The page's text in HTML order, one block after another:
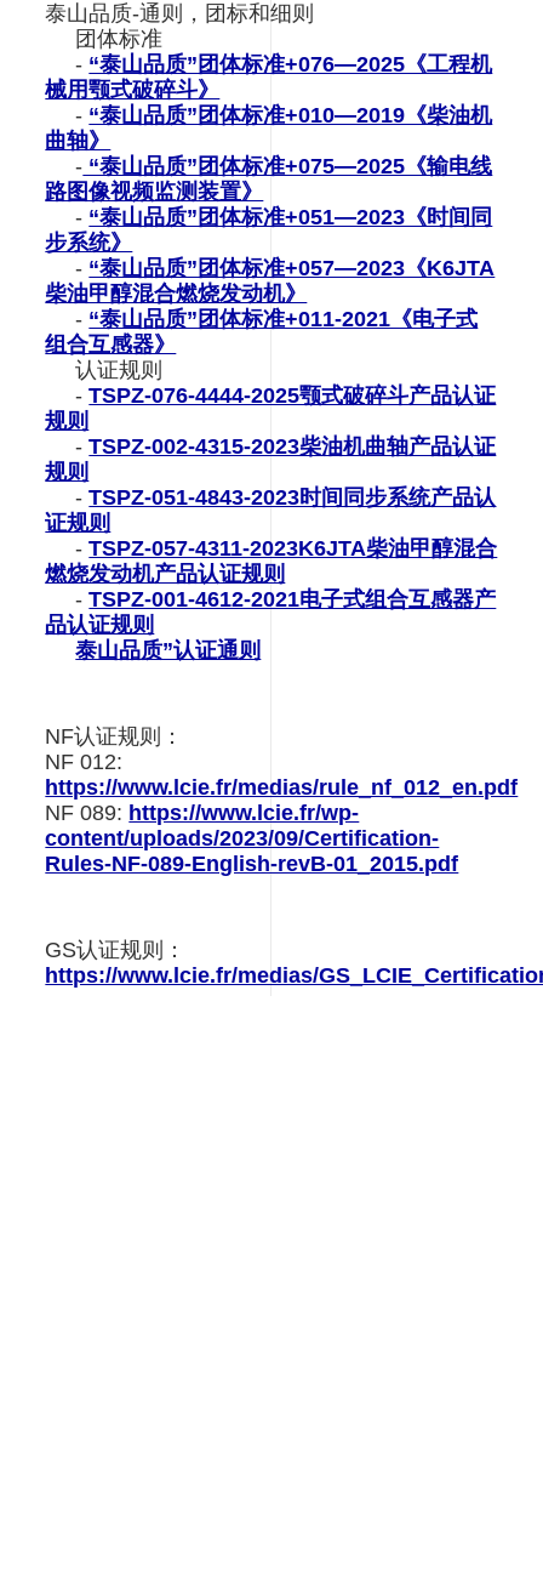
泰山品质-通则，团标和细则
团体标准
- “泰山品质”团体标准+076—2025《工程机
械用颚式破碎斗》
- “泰山品质”团体标准+010—2019《柴油机
曲轴》
- “泰山品质”团体标准+075—2025《输电线
路图像视频监测装置》
- “泰山品质”团体标准+051—2023《时间同
步系统》
- “泰山品质”团体标准+057—2023《K6JTA
柴油甲醇混合燃烧发动机》
- “泰山品质”团体标准+011-2021《电子式
组合互感器》
认证规则
-TSPZ-076-4444-2025颚式破碎斗产品认证
规则
-TSPZ-002-4315-2023柴油机曲轴产品认证
规则
-TSPZ-051-4843-2023时间同步系统产品认
证规则
-TSPZ-057-4311-2023K6JTA柴油甲醇混合
燃烧发动机产品认证规则
-TSPZ-001-4612-2021电子式组合互感器产
品认证规则
泰山品质”认证通则
NF认证规则：
NF 012:
https://www.lcie.fr/medias/rule_nf_012_en.pdf
NF 089: https://www.lcie.fr/wp-
content/uploads/2023/09/Certification-
Rules-NF-089-English-revB-01_2015.pdf
GS认证规则：
https://www.lcie.fr/medias/